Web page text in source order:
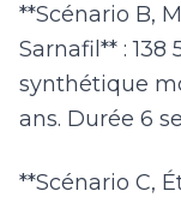
**Scénario B,
Sarnafil** :
synthétique
ans. Durée 6
**Scénario C,